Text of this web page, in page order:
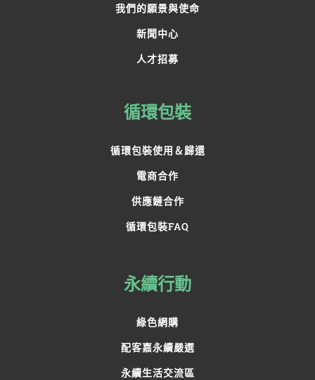
我們的願景與使命
新聞中心
人才招募
循環包裝
循環包裝使用＆歸還
電商合作
供應鏈合作
循環包裝FAQ
永續行動
綠色網購
配客嘉永續嚴選
永續生活交流區